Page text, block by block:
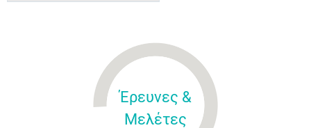
Έρευνες &
Μελέτες